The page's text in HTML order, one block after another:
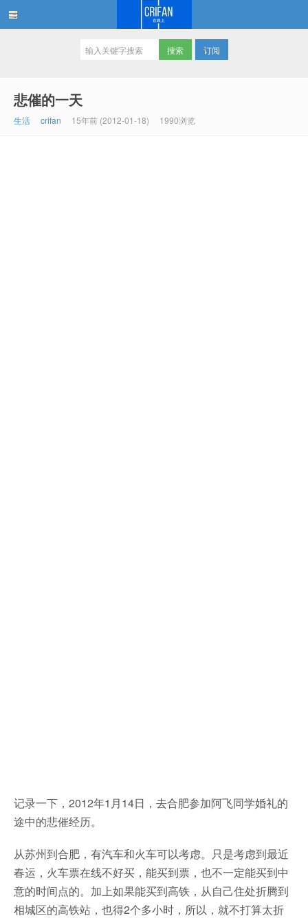
订阅
悲催的一天
生活 crifan 15年前 (2012-01-18) 1990浏览
记录一下，2012年1月14日，去合肥参加阿飞同学婚礼的
途中的悲催经历。
从苏州到合肥，有汽车和火车可以考虑。只是考虑到最近
春运，火车票在线不好买，能买到票，也不一定能买到中
意的时间点的。加上如果能买到高铁，从自己住处折腾到
相城区的高铁站，也得2个多小时，所以，就不打算太折